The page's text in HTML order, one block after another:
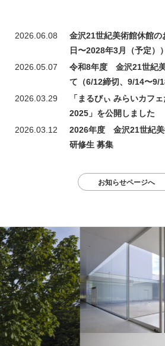
2026.06.08
金沢21世紀美術館休館
日〜2028年3月（予定））
2026.05.07
令和8年度 金沢21世紀
て（6/12締切、9/14〜9/
2026.03.29
「まるびぃ みらいカフ
2025」を公開しました
2026.03.12
2026年度 金沢21世紀美
研修生 募集
お知らせページへ